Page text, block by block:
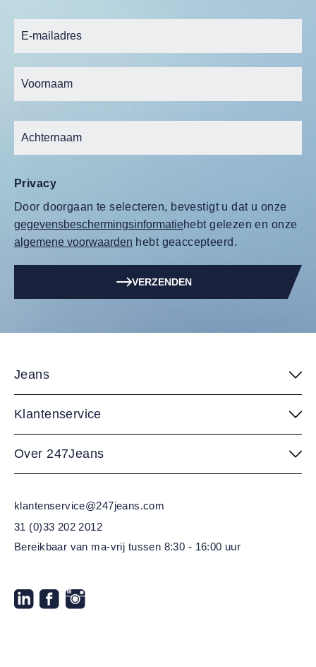
Privacy
Door doorgaan te selecteren, bevestigt u dat u onze
gegevensbeschermingsinformatiehebt gelezen en onze
algemene voorwaarden hebt geaccepteerd.
VERZENDEN
Jeans
Klantenservice
Over 247Jeans
klantenservice@247jeans.com
31 (0)33 202 2012
Bereikbaar van ma-vrij tussen 8:30 - 16:00 uur